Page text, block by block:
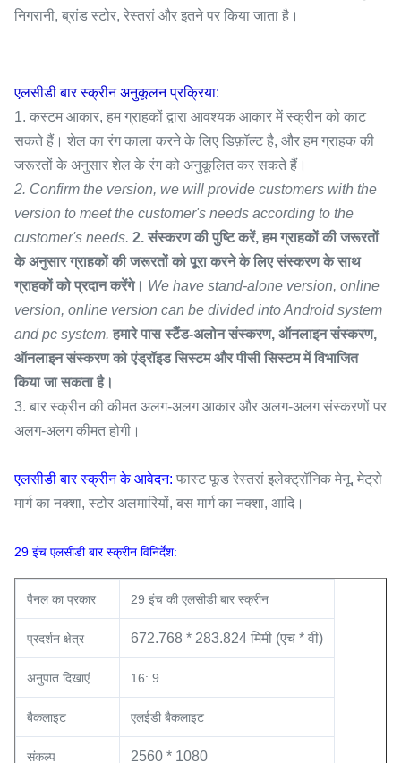
निगरानी, ​​ब्रांड स्टोर, रेस्तरां और इतने पर किया जाता है।
एलसीडी बार स्क्रीनअनुकूलन प्रक्रिया:
1. कस्टम आकार, हम ग्राहकों द्वारा आवश्यक आकार में स्क्रीन को काट
सकते हैं। शेल का रंग काला करने के लिए डिफ़ॉल्ट है, और हम ग्राहक की
जरूरतों के अनुसार शेल के रंग को अनुकूलित कर सकते हैं।
2. Confirm the version, we will provide customers with the
version to meet the customer's needs according to the
customer's needs. 2. संस्करण की पुष्टि करें, हम ग्राहकों की जरूरतों
के अनुसार ग्राहकों की जरूरतों को पूरा करने के लिए संस्करण के साथ
ग्राहकों को प्रदान करेंगे। We have stand-alone version, online
version, online version can be divided into Android system
and pc system. हमारे पास स्टैंड-अलोन संस्करण, ऑनलाइन संस्करण,
ऑनलाइन संस्करण को एंड्रॉइड सिस्टम और पीसी सिस्टम में विभाजित
किया जा सकता है।
3. बार स्क्रीन की कीमत अलग-अलग आकार और अलग-अलग संस्करणों पर
अलग-अलग कीमत होगी।
एलसीडी बार स्क्रीन के आवेदन: फास्ट फूड रेस्तरां इलेक्ट्रॉनिक मेनू, मेट्रो
मार्ग का नक्शा, स्टोर अलमारियों, बस मार्ग का नक्शा, आदि।
29 इंच एलसीडी बार स्क्रीन विनिर्देश:
पैनल का प्रकार 29 इंच की एलसीडी बार स्क्रीन
प्रदर्शन क्षेत्र 672.768 * 283.824 मिमी (एच * वी)
अनुपात दिखाएं 16: 9
बैकलाइट एलईडी बैकलाइट
संकल्प 2560 * 1080